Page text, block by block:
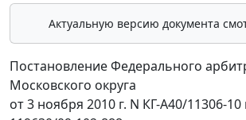
Актуальную версию документа
Постановление Федерального
Московского округа
от 3 ноября 2010 г. N КГ-А40/11306-